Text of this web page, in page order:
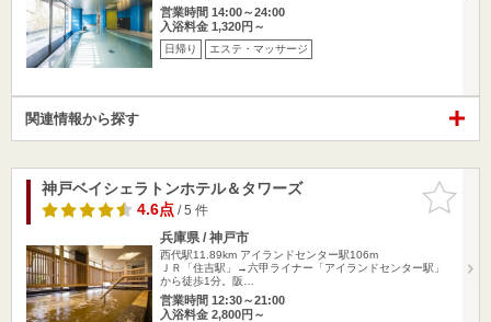
営業時間 14:00～24:00
入浴料金 1,320円～
日帰り エステ・マッサージ
関連情報から探す
お気に入
りに追加
神戸ベイシェラトンホテル＆タワーズ
4.6点/ 5 件
兵庫県 / 神戸市
西代駅11.89km アイランドセンター駅106m
ＪＲ「住吉駅」→六甲ライナー「アイランドセンター駅」
から徒歩1分。阪…
営業時間 12:30～21:00
入浴料金 2,800円～